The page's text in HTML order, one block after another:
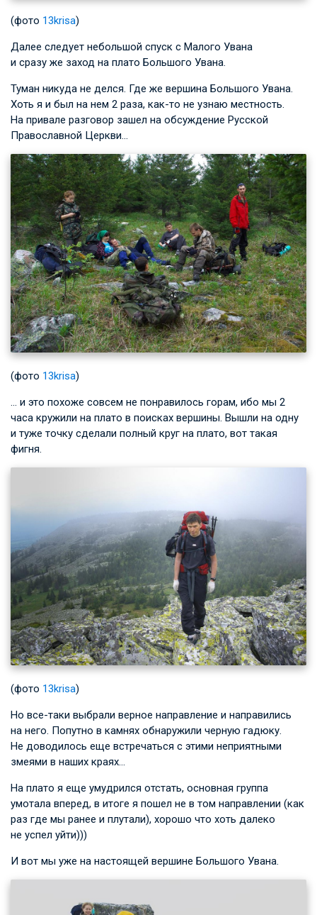
(фото 13krisa)
Далее следует небольшой спуск с Малого Увана
и сразу же заход на плато Большого Увана.
Туман никуда не делся. Где же вершина Большого Увана.
Хоть я и был на нем 2 раза, как-то не узнаю местность.
На привале разговор зашел на обсуждение Русской
Православной Церкви…
(фото 13krisa)
… и это похоже совсем не понравилось горам, ибо мы 2
часа кружили на плато в поисках вершины. Вышли на одну
и туже точку сделали полный круг на плато, вот такая
фигня.
(фото 13krisa)
Но все-таки выбрали верное направление и направились
на него. Попутно в камнях обнаружили черную гадюку.
Не доводилось еще встречаться с этими неприятными
змеями в наших краях…
На плато я еще умудрился отстать, основная группа
умотала вперед, в итоге я пошел не в том направлении (как
раз где мы ранее и плутали), хорошо что хоть далеко
не успел уйти)))
И вот мы уже на настоящей вершине Большого Увана.